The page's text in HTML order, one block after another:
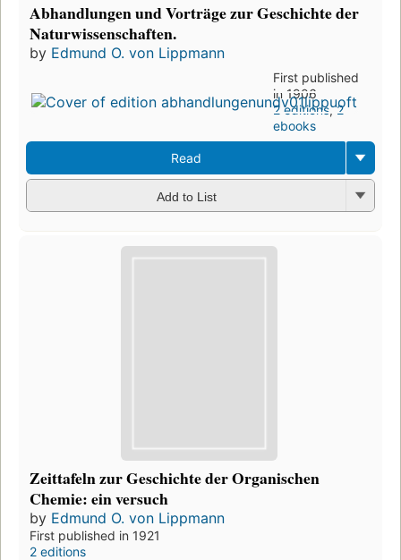
Abhandlungen und Vorträge zur Geschichte der
Naturwissenschaften.
by Edmund O. von Lippmann
First published
in 1906
2 editions,2
ebooks
Read
Add to List
Zeittafeln zur Geschichte der Organischen
Chemie: ein versuch
by Edmund O. von Lippmann
First published in 1921
2 editions